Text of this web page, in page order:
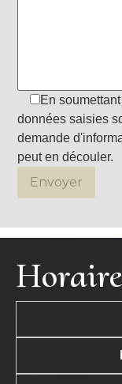
En
données saisies
demande
peut en découler.